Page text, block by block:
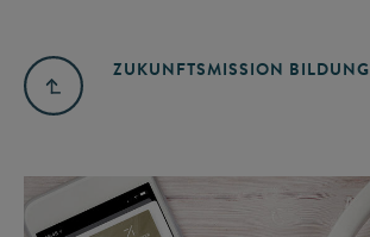
ZUKUNFTSMISSION BILDUNG